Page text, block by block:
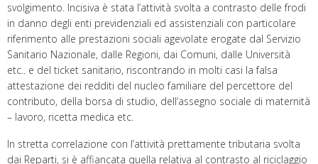
svolgimento. Incisiva è stata l’attività svolta a contrasto delle frodi
in danno degli enti previdenziali ed assistenziali con particolare
riferimento alle prestazioni sociali agevolate erogate dal Servizio
Sanitario Nazionale, dalle Regioni, dai Comuni, dalle Università
etc.. e del ticket sanitario, riscontrando in molti casi la falsa
attestazione dei redditi del nucleo familiare del percettore del
contributo, della borsa di studio, dell’assegno sociale di maternità
– lavoro, ricetta medica etc.
In stretta correlazione con l’attività prettamente tributaria svolta
dai Reparti, si è affiancata quella relativa al contrasto al riciclaggio